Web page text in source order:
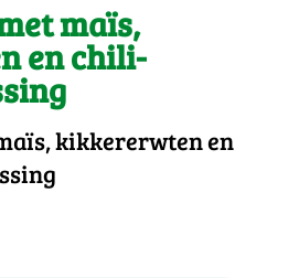
maïs,
en chili-
kikkererwten en